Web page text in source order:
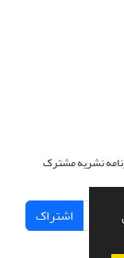
نشریه مشترک
اشتراک